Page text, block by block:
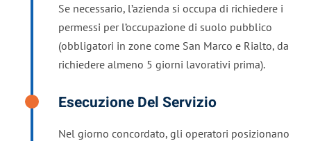
Se necessario, l’azienda si occupa di richiedere i
permessi per l’occupazione di suolo pubblico
(obbligatori in zone come San Marco e Rialto, da
richiedere almeno 5 giorni lavorativi prima).
Esecuzione Del Servizio
Nel giorno concordato, gli operatori posizionano